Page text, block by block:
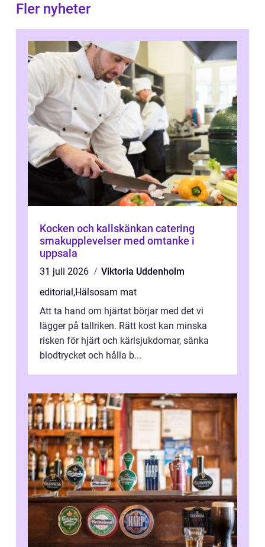
Fler nyheter
Kocken och kallskänkan catering
smakupplevelser med omtanke i
uppsala
31 juli 2026
Viktoria Uddenholm
editorial,Hälsosam mat
Att ta hand om hjärtat börjar med det vi
lägger på tallriken. Rätt kost kan minska
risken för hjärt och kärlsjukdomar, sänka
blodtrycket och hålla b...